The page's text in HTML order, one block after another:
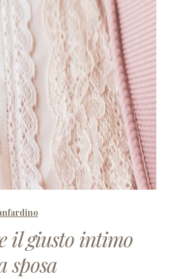
il giusto intimo
sposa